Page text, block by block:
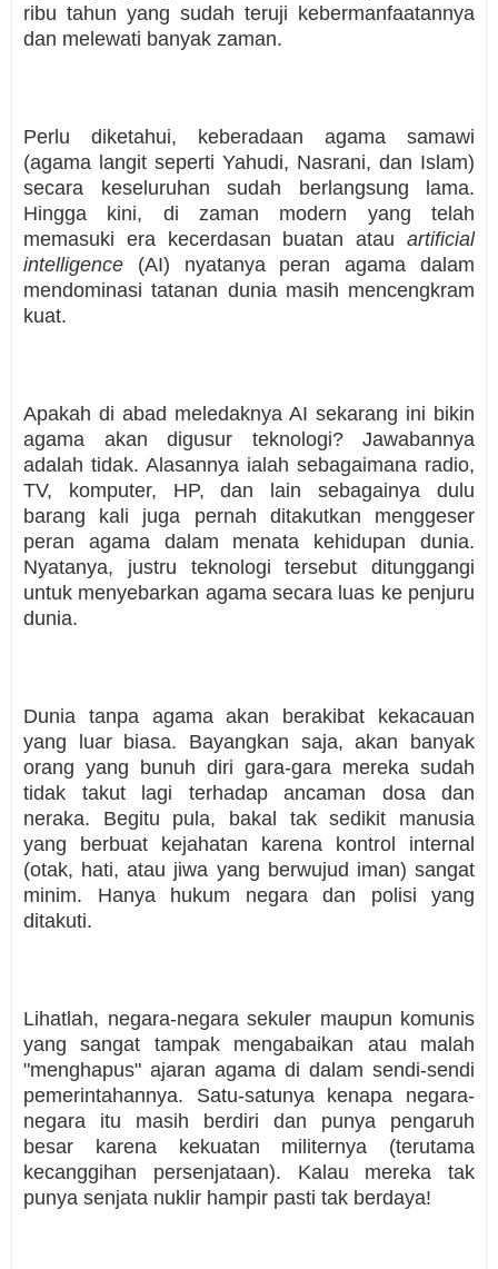
ribu tahun yang sudah teruji kebermanfaatannya
dan melewati banyak zaman.
Perlu diketahui, keberadaan agama samawi
(agama langit seperti Yahudi, Nasrani, dan Islam)
secara keseluruhan sudah berlangsung lama.
Hingga kini, di zaman modern yang telah
memasuki era kecerdasan buatan atau artificial
intelligence (AI) nyatanya peran agama dalam
mendominasi tatanan dunia masih mencengkram
kuat.
Apakah di abad meledaknya AI sekarang ini bikin
agama akan digusur teknologi? Jawabannya
adalah tidak. Alasannya ialah sebagaimana radio,
TV, komputer, HP, dan lain sebagainya dulu
barang kali juga pernah ditakutkan menggeser
peran agama dalam menata kehidupan dunia.
Nyatanya, justru teknologi tersebut ditunggangi
untuk menyebarkan agama secara luas ke penjuru
dunia.
Dunia tanpa agama akan berakibat kekacauan
yang luar biasa. Bayangkan saja, akan banyak
orang yang bunuh diri gara-gara mereka sudah
tidak takut lagi terhadap ancaman dosa dan
neraka. Begitu pula, bakal tak sedikit manusia
yang berbuat kejahatan karena kontrol internal
(otak, hati, atau jiwa yang berwujud iman) sangat
minim. Hanya hukum negara dan polisi yang
ditakuti.
Lihatlah, negara-negara sekuler maupun komunis
yang sangat tampak mengabaikan atau malah
"menghapus" ajaran agama di dalam sendi-sendi
pemerintahannya. Satu-satunya kenapa negara-
negara itu masih berdiri dan punya pengaruh
besar karena kekuatan militernya (terutama
kecanggihan persenjataan). Kalau mereka tak
punya senjata nuklir hampir pasti tak berdaya!